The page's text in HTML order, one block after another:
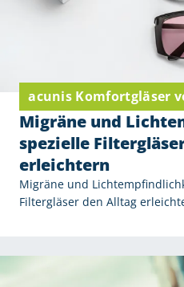
acunis Komfortgläser
Migräne und
spezielle
erleichtern
Migräne und
Filtergläser den Alltag